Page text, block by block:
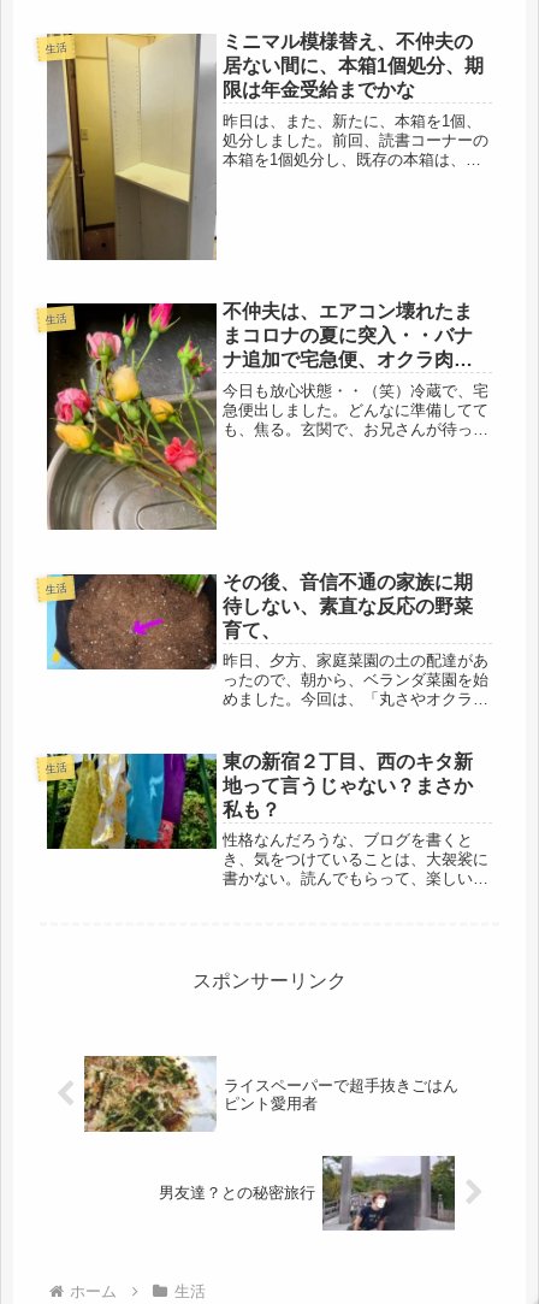
のかもしれない。この時期もそうだ
が、真夏も、真冬も同じく、日中、フ
ル...
生活
ミニマル模様替え、不仲夫の
居ない間に、本箱1個処分、期
限は年金受給までかな
昨日は、また、新たに、本箱を1個、
処分しました。前回、読書コーナーの
本箱を1個処分し、既存の本箱は、横
生活
不仲夫は、エアコン壊れたま
まコロナの夏に突入・・バナ
ナ追加で宅急便、オクラ肉巻
き作る。
今日も放心状態・・（笑）冷蔵で、宅
急便出しました。どんなに準備してて
も、焦る。玄関で、お兄さんが待って
生活
その後、音信不通の家族に期
待しない、素直な反応の野菜
育て、
昨日、夕方、家庭菜園の土の配達があ
ったので、朝から、ベランダ菜園を始
めました。今回は、「丸さやオクラ」
で、そうか・・・もう種まいていいの
だなと、マネしました。母上の介護の
事な...
生活
東の新宿２丁目、西のキタ新
地って言うじゃない？まさか
私も？
性格なんだろうな、ブログを書くと
き、気をつけていることは、大袈裟に
書かない。読んでもらって、楽しい笑
な人...
スポンサーリンク
ライスペーパーで超手抜きごはん
ピント愛用者
男友達？との秘密旅行
ホーム 生活